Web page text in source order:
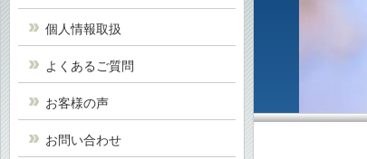
個人情報取扱
よくあるご質問
お客様の声
お問い合わせ